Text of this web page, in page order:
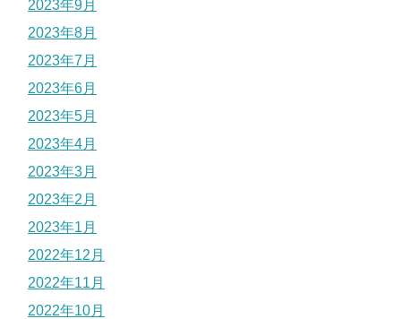
2023年9月
2023年8月
2023年7月
2023年6月
2023年5月
2023年4月
2023年3月
2023年2月
2023年1月
2022年12月
2022年11月
2022年10月